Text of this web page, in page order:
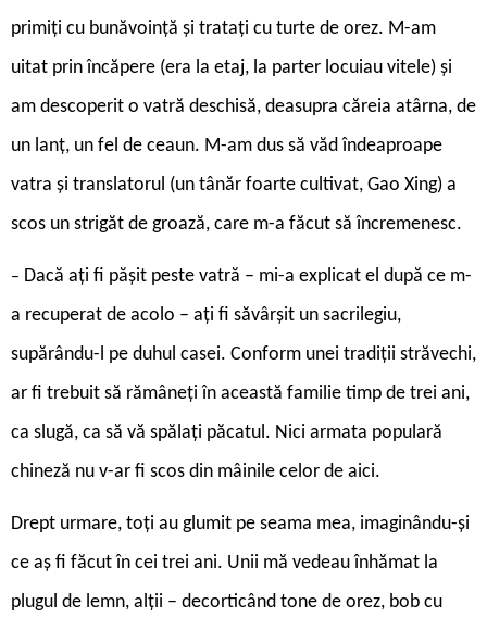
primiți cu bunăvoință și tratați cu turte de orez. M-am
uitat prin încăpere (era la etaj, la parter locuiau vitele) și
am descoperit o vatră deschisă, deasupra căreia atârna, de
un lanț, un fel de ceaun. M-am dus să văd îndeaproape
vatra și translatorul (un tânăr foarte cultivat, Gao Xing) a
scos un strigăt de groază, care m-a făcut să încremenesc.
– Dacă ați fi pășit peste vatră – mi-a explicat el după ce m-
a recuperat de acolo – ați fi săvârșit un sacrilegiu,
supărându-l pe duhul casei. Conform unei tradiții străvechi,
ar fi trebuit să rămâneți în această familie timp de trei ani,
ca slugă, ca să vă spălați păcatul. Nici armata populară
chineză nu v-ar fi scos din mâinile celor de aici.
Drept urmare, toți au glumit pe seama mea, imaginându-și
ce aș fi făcut în cei trei ani. Unii mă vedeau înhămat la
plugul de lemn, alții – decorticând tone de orez, bob cu